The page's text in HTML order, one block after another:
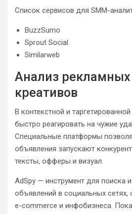
Список сервисов для SMM-
BuzzSumo
Sprout Social
Similarweb
Анализ
креативов
В контекстной и
быстро реагировать на чужие
Специальные платформы
объявления запускают
тексты, офферы и визуал.
AdSpy — инструмент для поиска
объявлений в социальных
e-commerce и инфобизнеса.